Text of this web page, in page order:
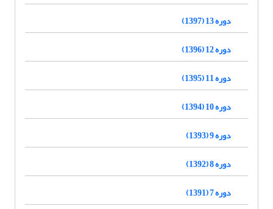
دوره 13 (1397)
دوره 12 (1396)
دوره 11 (1395)
دوره 10 (1394)
دوره 9 (1393)
دوره 8 (1392)
دوره 7 (1391)